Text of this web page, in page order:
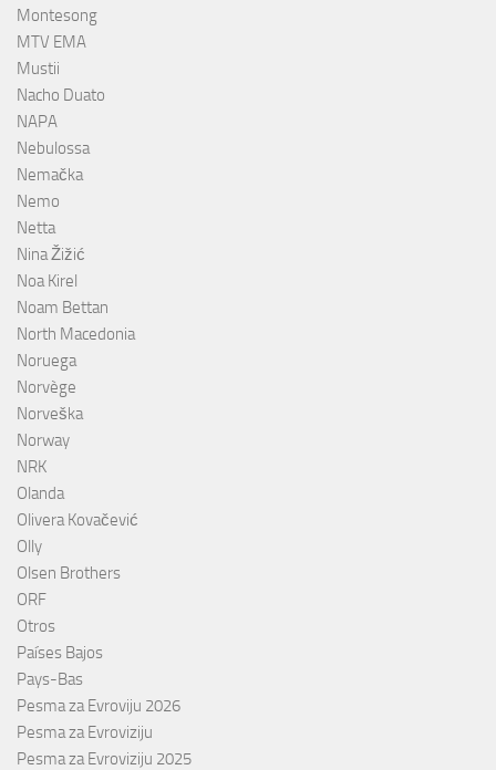
Montesong
MTV EMA
Mustii
Nacho Duato
NAPA
Nebulossa
Nemačka
Nemo
Netta
Nina Žižić
Noa Kirel
Noam Bettan
North Macedonia
Noruega
Norvège
Norveška
Norway
NRK
Olanda
Olivera Kovačević
Olly
Olsen Brothers
ORF
Otros
Países Bajos
Pays-Bas
Pesma za Evroviju 2026
Pesma za Evroviziju
Pesma za Evroviziju 2025